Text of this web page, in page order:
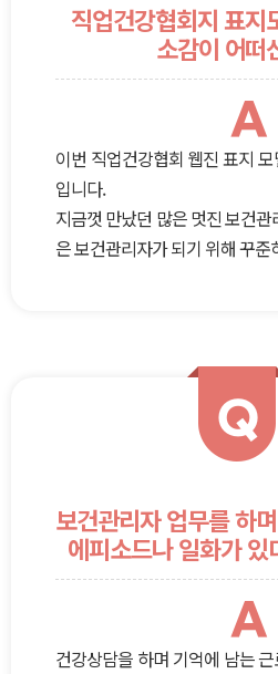
직업건강협회지 표지
소감이 어떠
A
이번 직업건강협회 웹진 표지
입니다.
지금껏 만났던 많은 멋진 보건
은 보건관리자가 되기 위해 꾸
Q
보건관리자 업무를 하
에피소드나 일화가
A
건강상담을 하며 기억에 남는